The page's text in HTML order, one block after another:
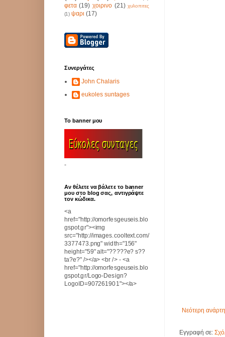
Νεότερη
Εγγραφή σε:
φετα (19) χοιρινο (21) χυλοπιτες
(1) ψαρι (17)
Συνεργάτες
John Chalaris
eukoles suntages
Το banner μου
-
Αν θέλετε να βάλετε το banner
μου στο blog σας, αντιγράψτε
τον κώδικα.
<a
href="http://omorfesgeuseis.blo
gspot.gr"><img
src="http://images.cooltext.com/
3377473.png" width="156"
height="59" alt="?????e? s??
ta?e?" /></a> <br /> - <a
href="http://omorfesgeuseis.blo
gspot.gr/Logo-Design?
LogoID=907261901"></a>